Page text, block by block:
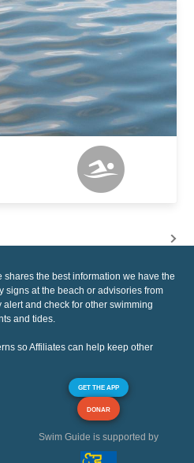
shares the best information we have the
signs at the beach or advisories from
and check for other swimming
and tides.
so Affiliates can help keep other
GET THE APP
DONAR
Swim Guide is supported by